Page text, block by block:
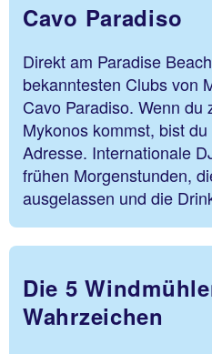
Cavo Paradiso
Direkt am Paradise
bekanntesten Clubs von
Cavo Paradiso. Wenn du
Mykonos kommst, bist
Adresse. Internationale
frühen Morgenstunden,
ausgelassen und die
Die 5
Wahrzeichen